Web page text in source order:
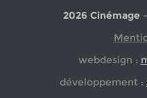
2026 Cinémage
webdesign :
développement :